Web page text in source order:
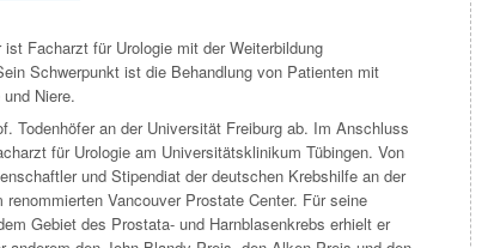
Facharzt für Urologie mit der Weiterbildung
Schwerpunkt ist die Behandlung von Patienten mit
Niere.
Todenhöfer an der Universität Freiburg ab. Im Anschluss
für Urologie am Universitätsklinikum Tübingen. Von
und Stipendiat der deutschen Krebshilfe an der
Vancouver Prostate Center. Für seine
Gebiet des Prostata- und Harnblasenkrebs erhielt er